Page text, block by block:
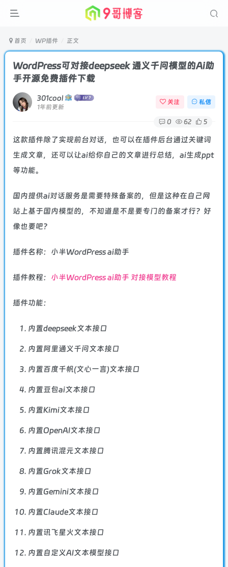
首页 WP插件 正文
WordPress可对接deepseek 通义千问模型的Ai助
手开源免费插件下载
301cool
1年前更新
关注 私信
0 62 5
这款插件除了实现前台对话，也可以在插件后台通过关键词
生成文章，还可以让ai给你自己的文章进行总结，ai生成ppt
等功能。
国内提供ai对话服务是需要特殊备案的，但是这种在自己网
站上基于国内模型的，不知道是不是要专门的备案才行？好
像也要吧？
插件名称：小半WordPress ai助手
插件教程： 小半WordPress ai助手 对接模型教程
插件功能：
内置deepseek文本接口
内置阿里通义千问文本接口
内置百度千帆(文心一言)文本接口
内置豆包ai文本接口
内置Kimi文本接口
内置OpenAI文本接口
内置腾讯混元文本接口
内置Grok文本接口
内置Gemini文本接口
内置Claude文本接口
内置讯飞星火文本接口
内置自定义AI文本模型接口